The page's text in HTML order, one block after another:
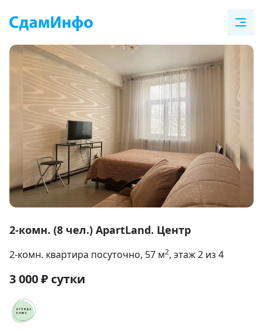
1
8
2-комн. (8 чел.) ApartLand. Центр
2-комн. квартира посуточно, 57 м2, этаж 2 из 4
3 000₽ сутки